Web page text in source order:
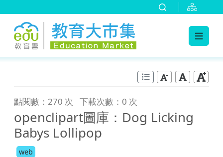
點閱數：270 次 下載次數：0 次
openclipart圖庫：Dog Licking
Babys Lollipop
web